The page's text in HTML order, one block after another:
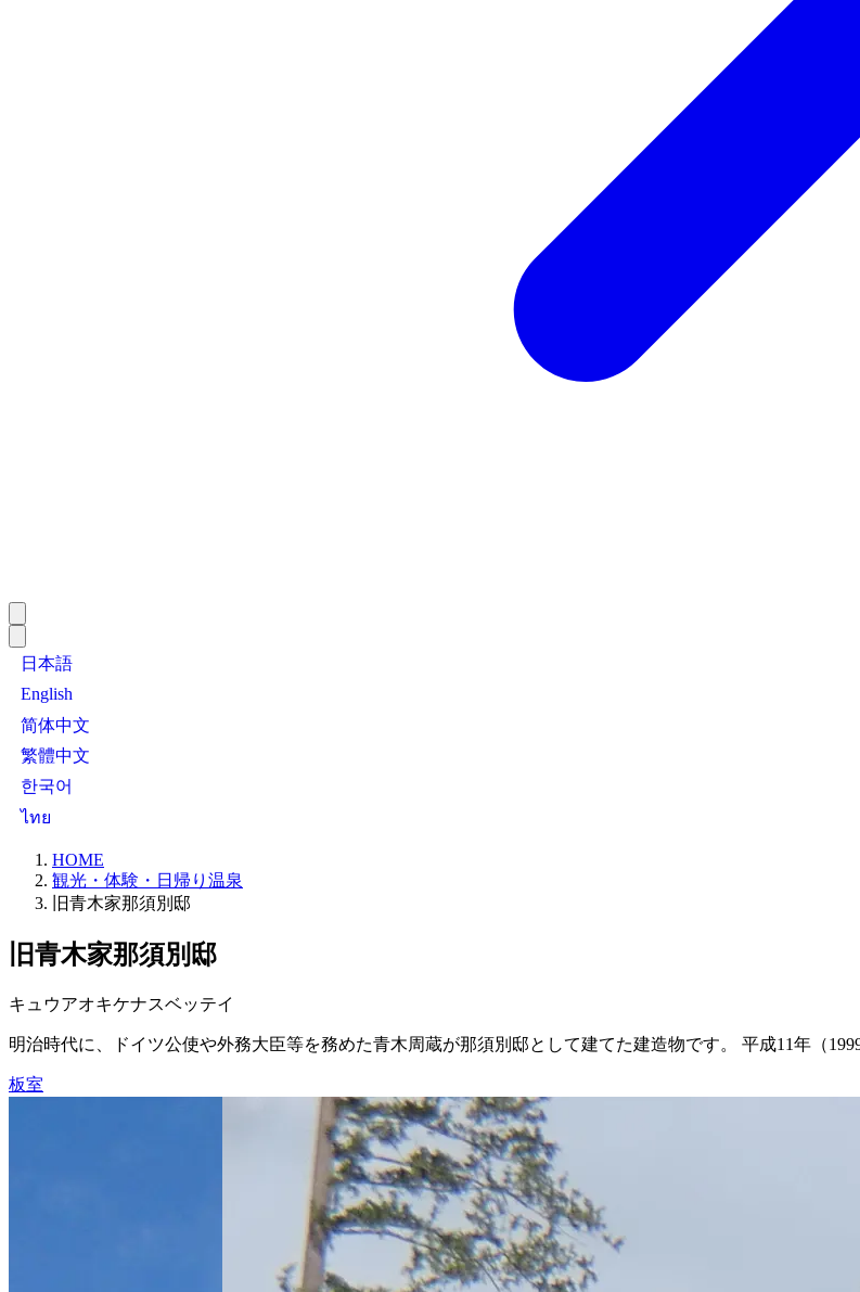
日本語
English
简体中文
繁體中文
한국어
ไทย
HOME
観光・体験・日帰り温泉
旧青木家那須別邸
旧青木家那須別邸
キュウアオキケナスベッテイ
明治時代に、ドイツ公使や外務大臣等を務めた青木周蔵が那須別邸として建てた建造物です。 平成11年（
板室